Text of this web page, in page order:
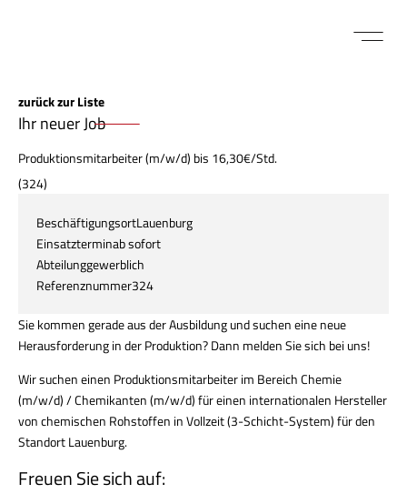
zurück zur Liste
Ihr neuer Job
Produktionsmitarbeiter (m/w/d) bis 16,30€/Std.
(324)
BeschäftigungsortLauenburg
Einsatzterminab sofort
Abteilunggewerblich
Referenznummer324
Sie kommen gerade aus der Ausbildung und suchen eine neue
Herausforderung in der Produktion? Dann melden Sie sich bei uns!
Wir suchen einen Produktionsmitarbeiter im Bereich Chemie
(m/w/d) / Chemikanten (m/w/d)für einen internationalen Hersteller
von chemischen Rohstoffen in Vollzeit (3-Schicht-System) für den
Standort Lauenburg.
Freuen Sie sich auf: